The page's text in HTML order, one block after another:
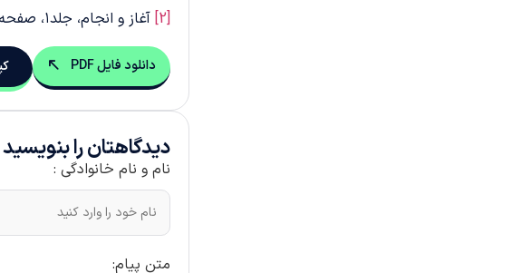
[2]
آغاز و انجام، جلد۱، صفحه 57
دانلود فایل PDF
دیدگاهتان را بنویسید
نام و نام خانوادگی :
متن پیام: